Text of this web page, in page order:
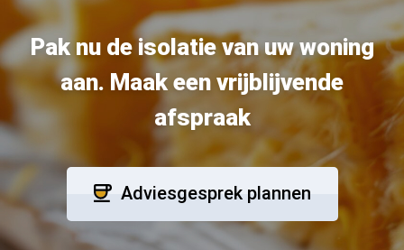
Pak nu de isolatie van uw woning
aan. Maak een vrijblijvende
afspraak
Adviesgesprek plannen